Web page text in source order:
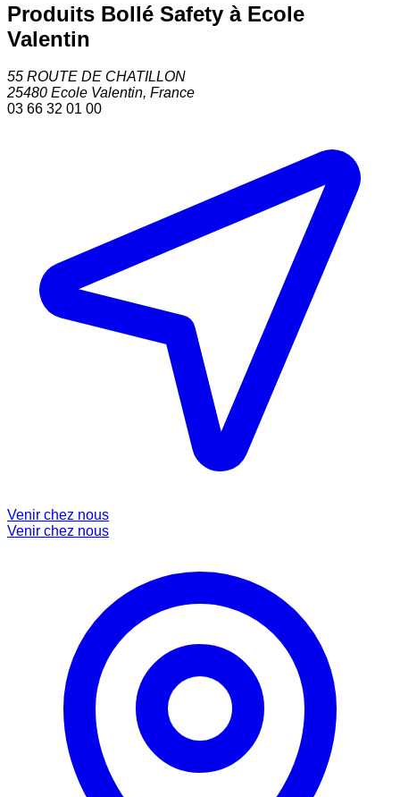
Produits Bollé Safety à Ecole
Valentin
55 ROUTE DE CHATILLON
25480 Ecole Valentin, France
03 66 32 01 00
Venir chez nous
Venir chez nous